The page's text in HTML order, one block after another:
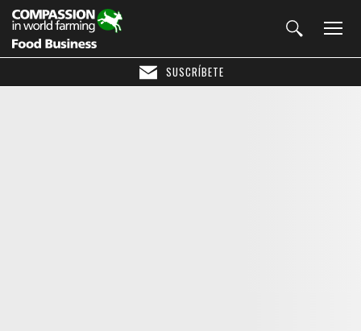
SUSCRÍBETE